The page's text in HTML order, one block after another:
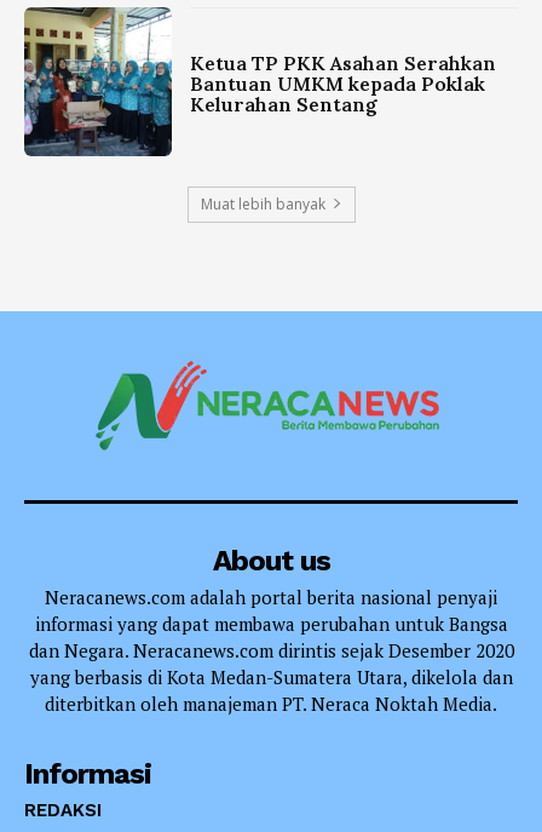
Ketua TP PKK Asahan Serahkan
Bantuan UMKM kepada Poklak
Kelurahan Sentang
Muat lebih banyak
About us
Neracanews.com adalah portal berita nasional penyaji
informasi yang dapat membawa perubahan untuk Bangsa
dan Negara. Neracanews.com dirintis sejak Desember 2020
yang berbasis di Kota Medan-Sumatera Utara, dikelola dan
diterbitkan oleh manajeman PT. Neraca Noktah Media.
Informasi
REDAKSI